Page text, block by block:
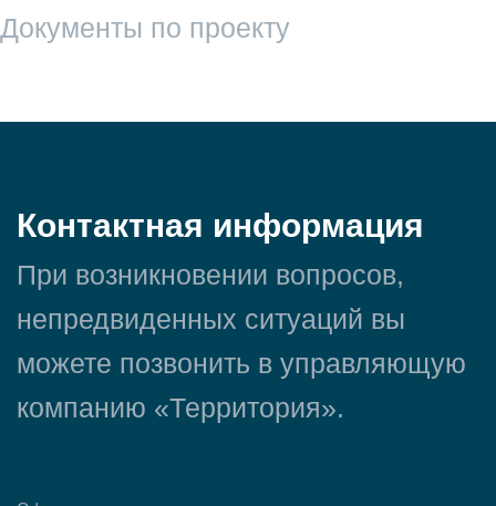
Документы по проекту
Контактная информация
При возникновении вопросов,
непредвиденных ситуаций вы
можете позвонить в управляющую
компанию «Территория».